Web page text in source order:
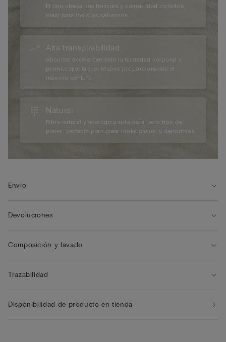
El lino ofrece una frescura y comodidad increíble,
ideal para los días calurosos.
Alta transpirabilidad
Absorbe excelentemente la humedad corporal y
permite que la piel respire proporcionando el
máximo confort.
Natural
Fibra natural y ecológica apta para todo tipo de
pieles, perfecta para crear looks casual y deportivos.
Envío
Devoluciones
Composición y lavado
Trazabilidad
Disponibilidad de producto en tienda